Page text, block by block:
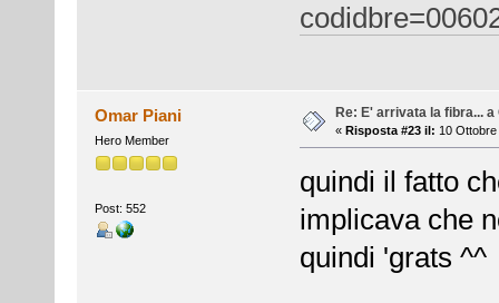
Omar Piani
Hero Member
Post: 552
Re: E' arrivata la fibra... a
« Risposta #23 il: 10
quindi il fatto
implicava che
quindi 'grats ^^